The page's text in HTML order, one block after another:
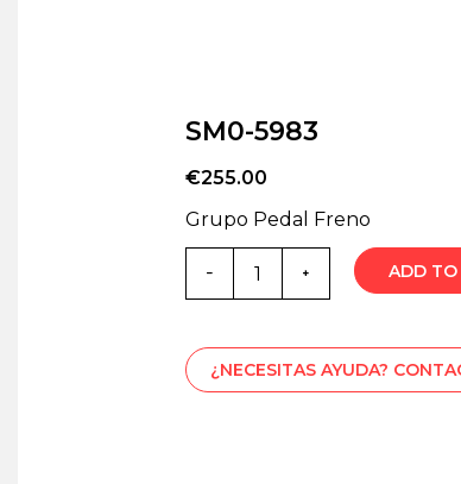
SM0-5983
€255.00
Grupo Pedal Freno
de
SM0-
ADD TO
¿NECESITAS AYUDA?